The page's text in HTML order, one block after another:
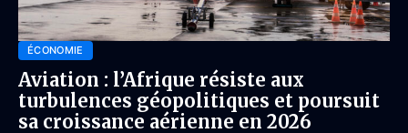
ÉCONOMIE
Aviation : l’Afrique résiste aux
turbulences géopolitiques et poursuit
sa croissance aérienne en 2026